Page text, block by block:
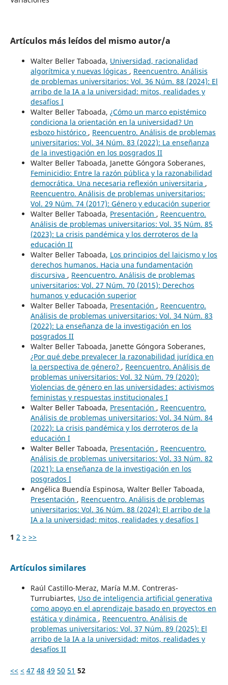
Artículos más leídos del mismo autor/a
Walter Beller Taboada, Universidad, racionalidad
algorítmica y nuevas lógicas , Reencuentro. Análisis
de problemas universitarios: Vol. 36 Núm. 88 (2024): El
arribo de la IA a la universidad: mitos, realidades y
desafíos I
Walter Beller Taboada, ¿Cómo un marco epistémico
condiciona la orientación en la universidad? Un
esbozo histórico , Reencuentro. Análisis de problemas
universitarios: Vol. 34 Núm. 83 (2022): La enseñanza
de la investigación en los posgrados II
Walter Beller Taboada, Janette Góngora Soberanes,
Feminicidio: Entre la razón pública y la razonabilidad
democrática. Una necesaria reflexión universitaria ,
Reencuentro. Análisis de problemas universitarios:
Vol. 29 Núm. 74 (2017): Género y educación superior
Walter Beller Taboada, Presentación , Reencuentro.
Análisis de problemas universitarios: Vol. 35 Núm. 85
(2023): La crisis pandémica y los derroteros de la
educación II
Walter Beller Taboada, Los principios del laicismo y los
derechos humanos. Hacia una fundamentación
discursiva , Reencuentro. Análisis de problemas
universitarios: Vol. 27 Núm. 70 (2015): Derechos
humanos y educación superior
Walter Beller Taboada, Presentación , Reencuentro.
Análisis de problemas universitarios: Vol. 34 Núm. 83
(2022): La enseñanza de la investigación en los
posgrados II
Walter Beller Taboada, Janette Góngora Soberanes,
¿Por qué debe prevalecer la razonabilidad jurídica en
la perspectiva de género? , Reencuentro. Análisis de
problemas universitarios: Vol. 32 Núm. 79 (2020):
Violencias de género en las universidades: activismos
feministas y respuestas institucionales I
Walter Beller Taboada, Presentación , Reencuentro.
Análisis de problemas universitarios: Vol. 34 Núm. 84
(2022): La crisis pandémica y los derroteros de la
educación I
Walter Beller Taboada, Presentación , Reencuentro.
Análisis de problemas universitarios: Vol. 33 Núm. 82
(2021): La enseñanza de la investigación en los
posgrados I
Angélica Buendía Espinosa, Walter Beller Taboada,
Presentación , Reencuentro. Análisis de problemas
universitarios: Vol. 36 Núm. 88 (2024): El arribo de la
IA a la universidad: mitos, realidades y desafíos I
1 2 > >>
Artículos similares
Raúl Castillo-Meraz, María M.M. Contreras-
Turrubiartes, Uso de inteligencia artificial generativa
como apoyo en el aprendizaje basado en proyectos en
estática y dinámica , Reencuentro. Análisis de
problemas universitarios: Vol. 37 Núm. 89 (2025): El
arribo de la IA a la universidad: mitos, realidades y
desafíos II
<< < 47 48 49 50 51 52